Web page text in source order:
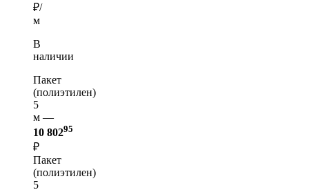
₽/
м
В
наличии
Пакет
(полиэтилен)
5
м —
10 80295
₽
Пакет
(полиэтилен)
5